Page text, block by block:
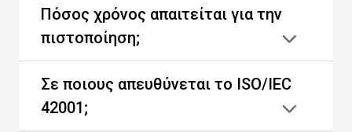
Πόσος χρόνος απαιτείται για την
πιστοποίηση;
Σε ποιους απευθύνεται το ISO/IEC
42001;